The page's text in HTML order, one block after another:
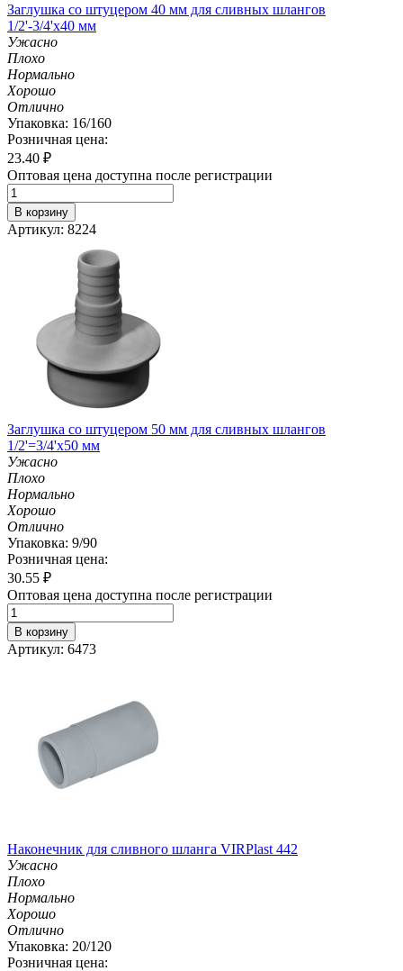
Заглушка со штуцером 40 мм для сливных шлангов
1/2'-3/4'х40 мм
Ужасно
Плохо
Нормально
Хорошо
Отлично
Упаковка: 16/160
Розничная цена:
23.40 ₽
Оптовая цена доступна после регистрации
В корзину
Артикул: 8224
Заглушка со штуцером 50 мм для сливных шлангов
1/2'=3/4'х50 мм
Ужасно
Плохо
Нормально
Хорошо
Отлично
Упаковка: 9/90
Розничная цена:
30.55 ₽
Оптовая цена доступна после регистрации
В корзину
Артикул: 6473
Наконечник для сливного шланга VIRPlast 442
Ужасно
Плохо
Нормально
Хорошо
Отлично
Упаковка: 20/120
Розничная цена: